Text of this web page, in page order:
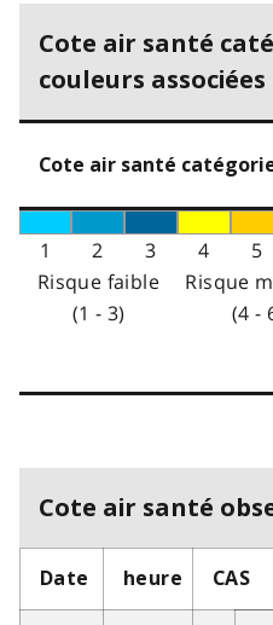
Cote air santé
couleurs associées
Cote air santé
1 2 3 4 5
Risque faible
(1 - 3)
Risque
(4 -
Cote air santé
Date heure CAS